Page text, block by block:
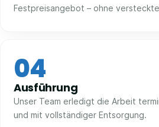
Festpreisangebot – ohne
04
Ausführung
Unser Team erledigt die Arbeit
und mit vollständiger Entsorgung.